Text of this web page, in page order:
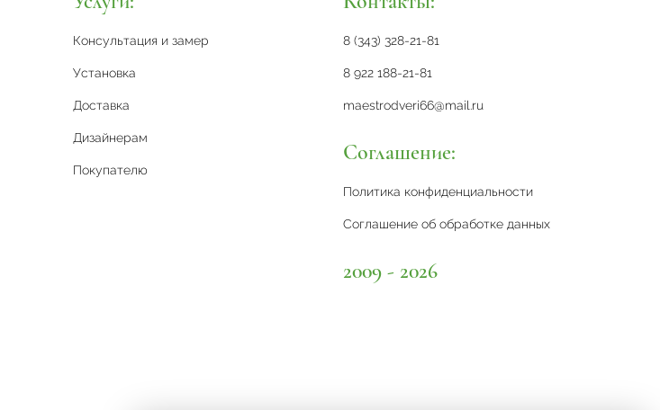
Консультация и замер
Установка
Доставка
Дизайнерам
Покупателю
8 (343) 328-21-81
8 922 188-21-81
maestrodveri66@mail.ru
Соглашение:
Политика конфиденциальности
Соглашение об обработке данных
2009 - 2026